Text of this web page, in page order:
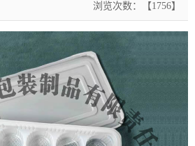
浏览次数：【1756】